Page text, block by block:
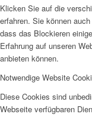
Klicken Sie auf die
erfahren. Sie können
dass das Blockieren
Erfahrung auf unseren
anbieten können.
Notwendige Website
Diese Cookies sind
Webseite verfügbaren